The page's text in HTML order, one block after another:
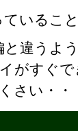
いるこ
と違うよ
がすぐ
さい・・